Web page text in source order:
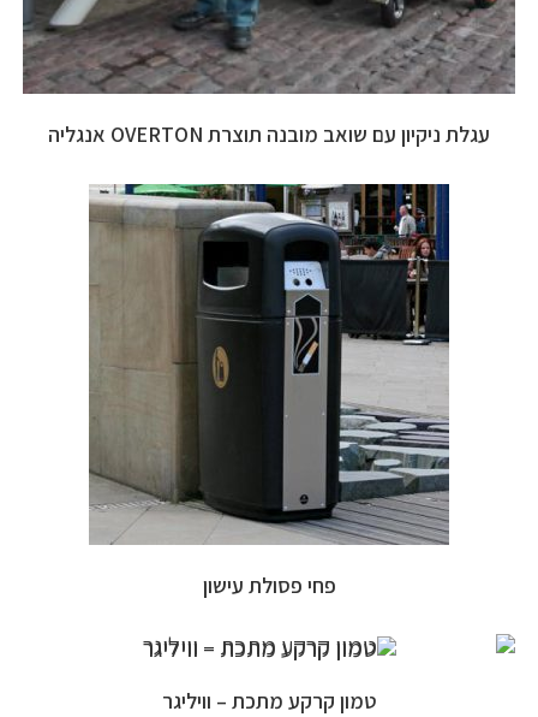
עגלת ניקיון עם שואב מובנה תוצרת OVERTON אנגליה
פחי פסולת עישון
טמון קרקע מתכת – וויליגר